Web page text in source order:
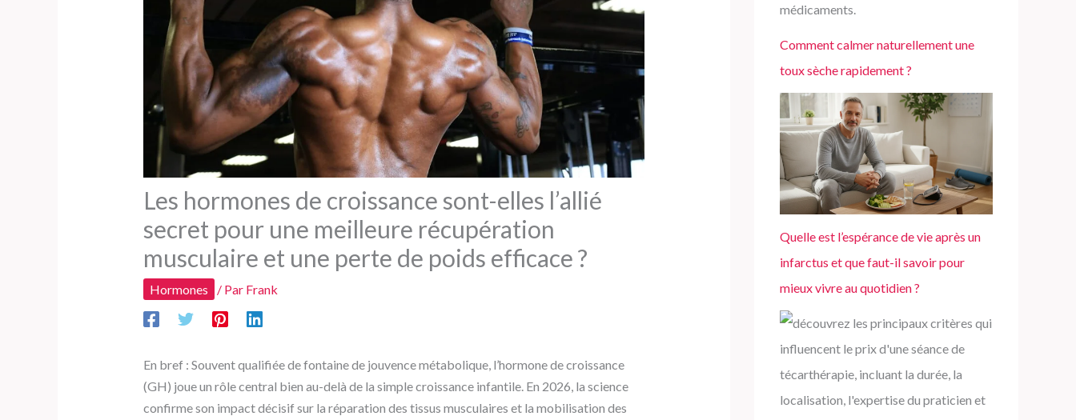
Les hormones de croissance sont-elles l’allié
secret pour une meilleure récupération
musculaire et une perte de poids efficace ?
Hormones / Par Frank
En bref : Souvent qualifiée de fontaine de jouvence métabolique, l’hormone de croissance
(GH) joue un rôle central bien au-delà de la simple croissance infantile. En 2026, la science
confirme son impact décisif sur la réparation des tissus musculaires et la mobilisation des
e
r
:
Comment calmer naturellement une
toux sèche rapidement ?
Quelle est l’espérance de vie après un
infarctus et que faut-il savoir pour
mieux vivre au quotidien ?